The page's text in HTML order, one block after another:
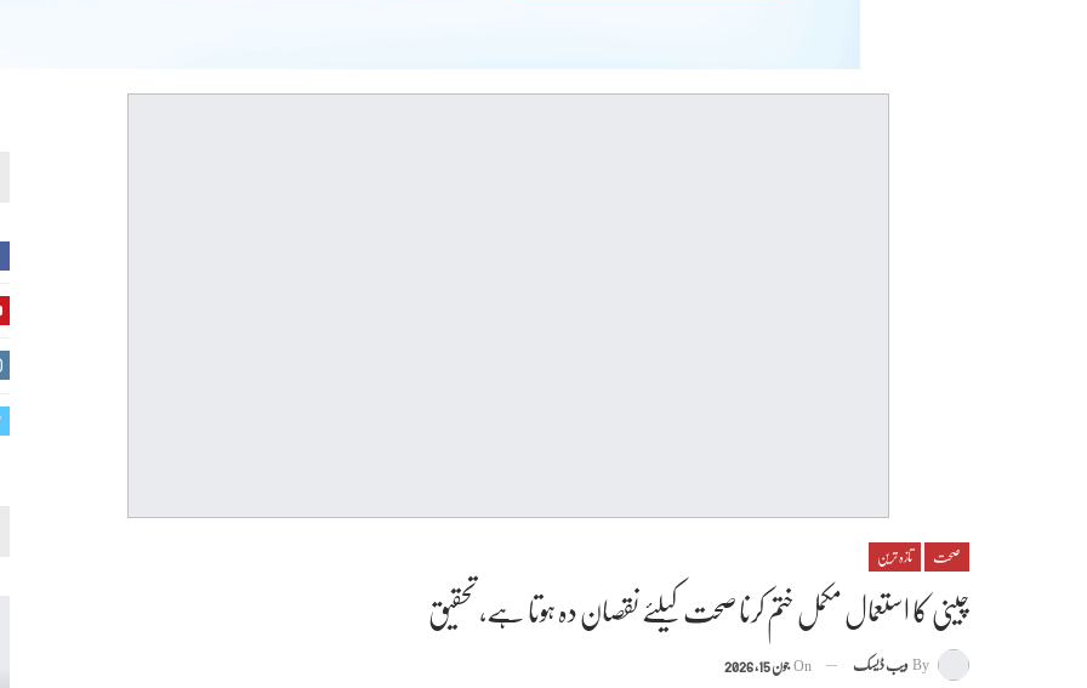
صحت تازہ ترین
چینی کا استعمال مکمل ختم کرنا صحت کیلئے نقصان دہ ہوتا ہے، تحقیق
By ویب ڈیسک On جون 15, 2026